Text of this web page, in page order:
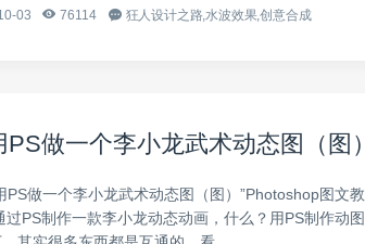
03 76114 狂人设计之路,水波效果,创意合成
做一个李小龙武术动态图（图）
PS做一个李小龙武术动态图（图）”Photoshop图文教
PS制作一款李小龙动态动画，什么？用PS制作动图